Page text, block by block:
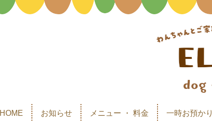
HOME お知らせ メニュー ・ 料金 一時お預かり